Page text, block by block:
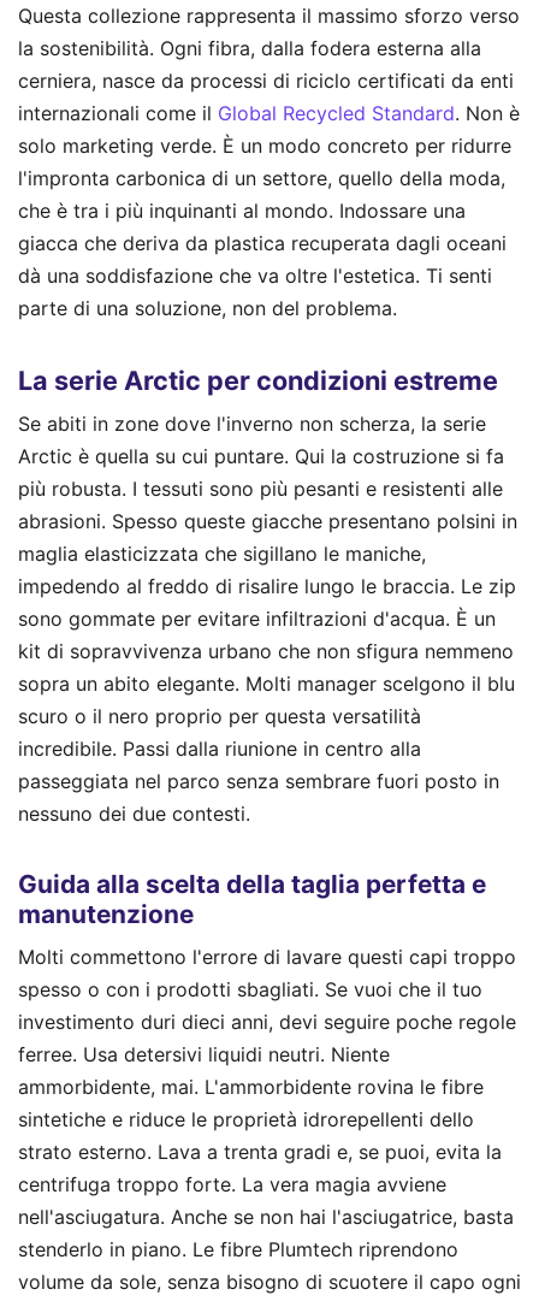
Questa collezione rappresenta il massimo sforzo verso
la sostenibilità. Ogni fibra, dalla fodera esterna alla
cerniera, nasce da processi di riciclo certificati da enti
internazionali come il Global Recycled Standard. Non è
solo marketing verde. È un modo concreto per ridurre
l'impronta carbonica di un settore, quello della moda,
che è tra i più inquinanti al mondo. Indossare una
giacca che deriva da plastica recuperata dagli oceani
dà una soddisfazione che va oltre l'estetica. Ti senti
parte di una soluzione, non del problema.
La serie Arctic per condizioni estreme
Se abiti in zone dove l'inverno non scherza, la serie
Arctic è quella su cui puntare. Qui la costruzione si fa
più robusta. I tessuti sono più pesanti e resistenti alle
abrasioni. Spesso queste giacche presentano polsini in
maglia elasticizzata che sigillano le maniche,
impedendo al freddo di risalire lungo le braccia. Le zip
sono gommate per evitare infiltrazioni d'acqua. È un
kit di sopravvivenza urbano che non sfigura nemmeno
sopra un abito elegante. Molti manager scelgono il blu
scuro o il nero proprio per questa versatilità
incredibile. Passi dalla riunione in centro alla
passeggiata nel parco senza sembrare fuori posto in
nessuno dei due contesti.
Guida alla scelta della taglia perfetta e
manutenzione
Molti commettono l'errore di lavare questi capi troppo
spesso o con i prodotti sbagliati. Se vuoi che il tuo
investimento duri dieci anni, devi seguire poche regole
ferree. Usa detersivi liquidi neutri. Niente
ammorbidente, mai. L'ammorbidente rovina le fibre
sintetiche e riduce le proprietà idrorepellenti dello
strato esterno. Lava a trenta gradi e, se puoi, evita la
centrifuga troppo forte. La vera magia avviene
nell'asciugatura. Anche se non hai l'asciugatrice, basta
stenderlo in piano. Le fibre Plumtech riprendono
volume da sole, senza bisogno di scuotere il capo ogni